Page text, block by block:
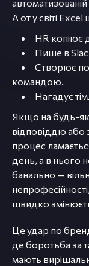
А от у світі
HR копіює
Пише в
Створює
командою.
Нагадує
Якщо на будь-
відповіддю або
процес
день, а в нього
банально —
швидко
Це удар по
де боротьба за
мають